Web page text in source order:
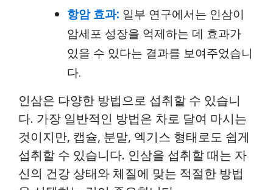
항암 효과: 일부 연구에서는 인삼이
암세포 성장을 억제하는 데 효과가
있을 수 있다는 결과를 보여주었습니
다.
인삼은 다양한 방법으로 섭취할 수 있습니
다. 가장 일반적인 방법은 차로 달여 마시는
것이지만, 캡슐, 분말, 엑기스 형태로도 쉽게
섭취할 수 있습니다. 인삼을 섭취할 때는 자
신의 건강 상태와 체질에 맞는 적절한 방법